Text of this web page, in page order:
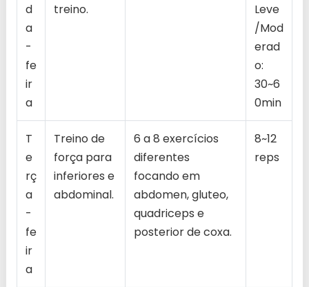
d
a
-
fe
ir
a
treino.
Leve
/Mod
erad
o:
30~6
0min
T
e
rç
a
-
fe
ir
a
Treino de
força para
inferiores e
abdominal.
6 a 8 exercícios
diferentes
focando em
abdomen, gluteo,
quadriceps e
posterior de coxa.
8~12
reps